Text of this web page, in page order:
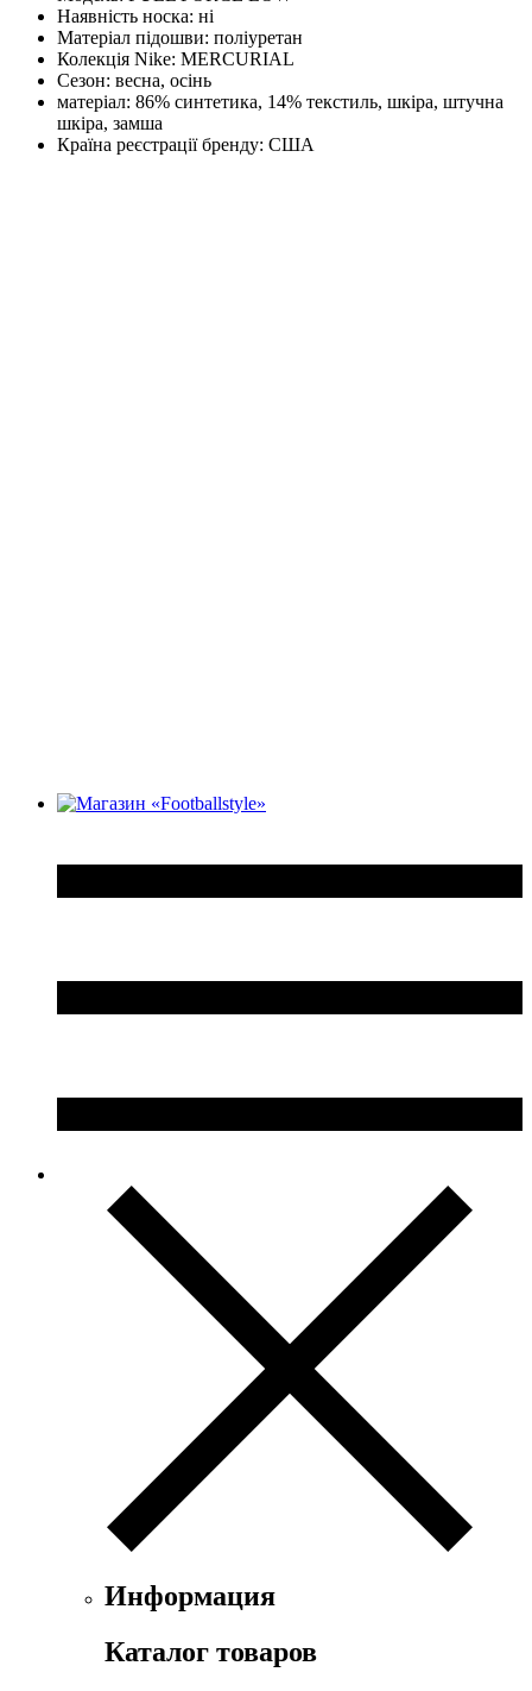
Наявність носка: ні
Матеріал підошви: поліуретан
Колекція Nike: MERCURIAL
Сезон: весна, осінь
матеріал: 86% синтетика, 14% текстиль, шкіра, штучна
шкіра, замша
Країна реєстрації бренду: США
Информация
Каталог товаров